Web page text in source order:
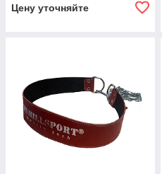
Цену уточняйте